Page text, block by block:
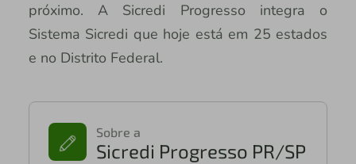
próximo. A Sicredi Progresso integra o
Sistema Sicredi que hoje está em 25 estados
e no Distrito Federal.
Sobre a
Sicredi Progresso PR/SP